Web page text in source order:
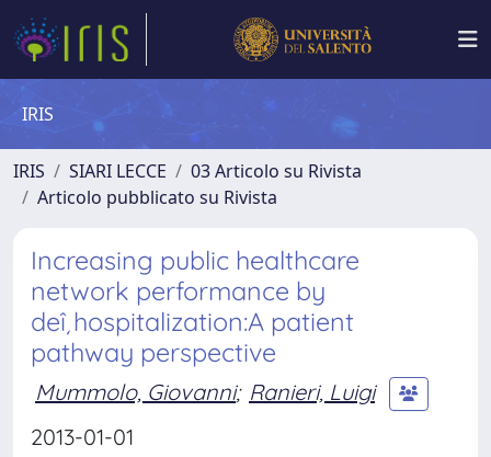
IRIS
IRIS SIARI LECCE
03 Articolo su Rivista
Articolo pubblicato su Rivista
Increasing public healthcare
network performance by
deî¸hospitalization:A patient
pathway perspective
Mummolo, Giovanni; Ranieri, Luigi
2013-01-01